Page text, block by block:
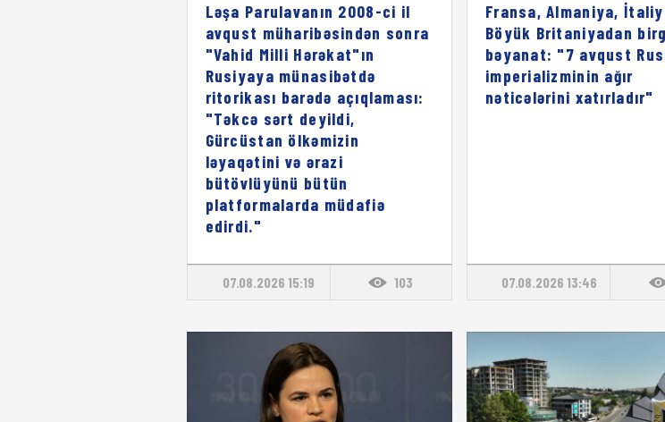
Ləşa Parulavanın 2008-ci il
avqust müharibəsindən sonra
"Vahid Milli Hərəkat"ın
Rusiyaya münasibətdə
ritorikası barədə açıqlaması:
"Təkcə sərt deyildi,
Gürcüstan ölkəmizin
ləyaqətini və ərazi
bütövlüyünü bütün
platformalarda müdafiə
edirdi."
07.08.2026 15:19 103
Fransa, Almaniya,
Böyük Britaniyadan
bəyanat: "7 avqust
imperializminin ağır
nəticələrini xatırladır"
07.08.2026 13:46